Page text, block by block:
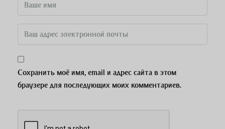
Сохранить моё имя, email и адрес сайта в этом
браузере для последующих моих комментариев.